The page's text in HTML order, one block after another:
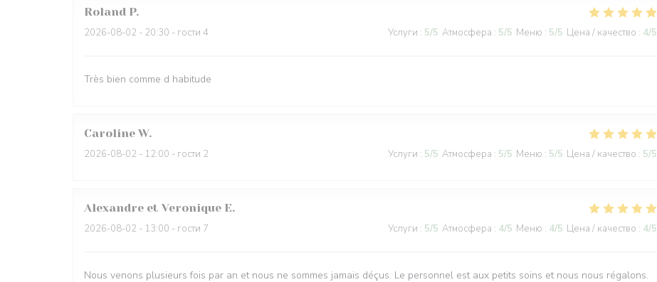
Roland P
2026-08-02 - 20:30 - гости 4 Услуги : 5/5 Атмосфера : 5/5 Меню : 5/5 Цена / качество : 4/5
Très bien comme d habitude
Caroline W
2026-08-02 - 12:00 - гости 2 Услуги : 5/5 Атмосфера : 5/5 Меню : 5/5 Цена / качество : 5/5
Alexandre et Veronique E
2026-08-02 - 13:00 - гости 7 Услуги : 5/5 Атмосфера : 4/5 Меню : 4/5 Цена / качество : 4/5
Nous venons plusieurs fois par an et nous ne sommes jamais déçus. Le personnel est aux petits soins et nous nous régalons.